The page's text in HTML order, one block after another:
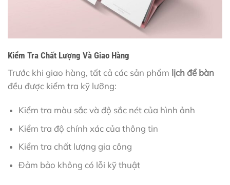
Kiểm Tra Chất Lượng Và Giao Hàng
Trước khi giao hàng, tất cả các sản phẩm lịch để bàn
đều được kiểm tra kỹ lưỡng:
Kiểm tra màu sắc và độ sắc nét của hình ảnh
Kiểm tra độ chính xác của thông tin
Kiểm tra chất lượng gia công
Đảm bảo không có lỗi kỹ thuật